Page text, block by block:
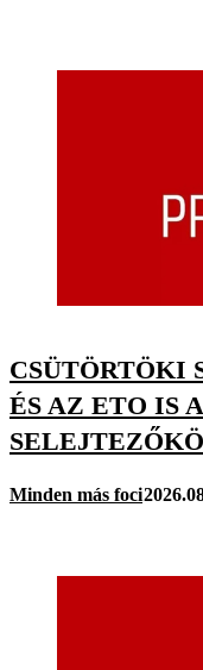
CSÜTÖRTÖKI
ÉS AZ ETO IS
Minden más foci